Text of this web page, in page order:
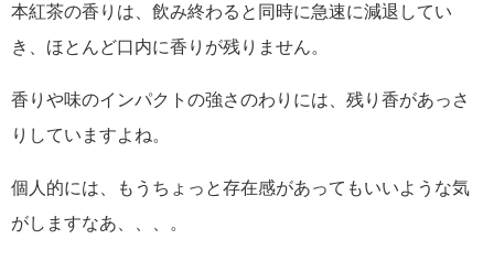
本紅茶の香りは、飲み終わると同時に急速に減退してい
き、ほとんど口内に香りが残りません。
香りや味のインパクトの強さのわりには、残り香があっさ
りしていますよね。
個人的には、もうちょっと存在感があってもいいような気
がしますなあ、、、。